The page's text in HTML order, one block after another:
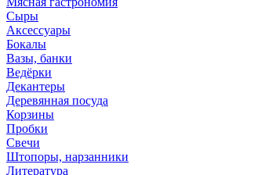
Сыры
Аксессуары
Бокалы
Вазы, банки
Ведёрки
Декантеры
Деревянная посуда
Корзины
Пробки
Свечи
Штопоры, нарзанники
Литература